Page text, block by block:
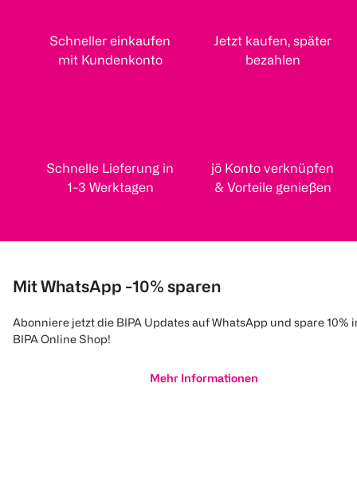
Schneller einkaufen
mit Kundenkonto
Jetzt kaufen, später
bezahlen
Schnelle Lieferung in
1-3 Werktagen
jö Konto verknüpfen
& Vorteile genießen
Mit WhatsApp -10% sparen
Abonniere jetzt die BIPA Updates auf WhatsApp und spare 10%
BIPA Online Shop!
Mehr Informationen